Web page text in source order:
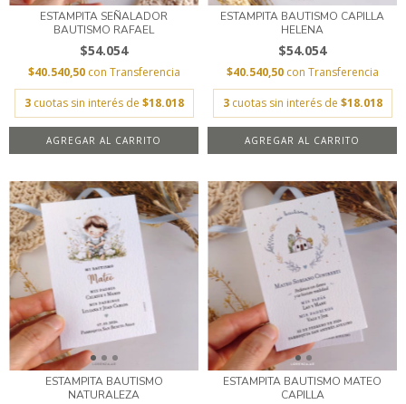
ESTAMPITA SEÑALADOR
BAUTISMO RAFAEL
$54.054
$40.540,50 con Transferencia
3 cuotas sin interés de $18.018
AGREGAR AL CARRITO
ESTAMPITA BAUTISMO CAPILLA
HELENA
$54.054
$40.540,50 con Transferencia
3 cuotas sin interés de $18.018
AGREGAR AL CARRITO
ESTAMPITA BAUTISMO
NATURALEZA
ESTAMPITA BAUTISMO MATEO
CAPILLA